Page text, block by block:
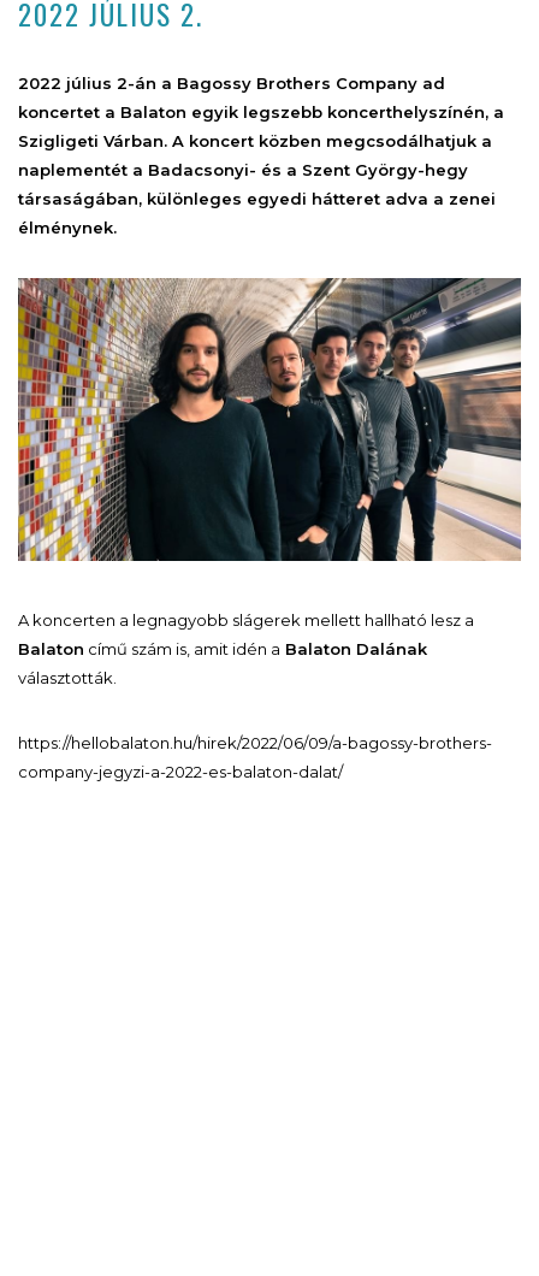
2022 JÚLIUS 2.
2022 július 2-án a Bagossy Brothers Company ad
koncertet a Balaton egyik legszebb koncerthelyszínén, a
Szigligeti Várban. A koncert közben megcsodálhatjuk a
naplementét a Badacsonyi- és a Szent György-hegy
társaságában, különleges egyedi hátteret adva a zenei
élménynek.
A koncerten a legnagyobb slágerek mellett hallható lesz a
Balaton című szám is, amit idén a Balaton Dalának
választották.
https://hellobalaton.hu/hirek/2022/06/09/a-bagossy-brothers-
company-jegyzi-a-2022-es-balaton-dalat/